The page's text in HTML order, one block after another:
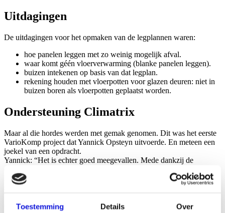
Toestemming Details Over
Uitdagingen
De uitdagingen voor het opmaken van de legplannen waren:
hoe panelen leggen met zo weinig mogelijk afval.
waar komt géén vloerverwarming (blanke panelen leggen).
buizen intekenen op basis van dat legplan.
rekening houden met vloerpotten voor glazen deuren: niet in
buizen boren als vloerpotten geplaatst worden.
Ondersteuning Climatrix
Maar al die hordes werden met gemak genomen. Dit was het eerste
VarioKomp project dat Yannick Opsteyn uitvoerde. En meteen een
joekel van een opdracht.
Yannick: “Het is echter goed meegevallen. Mede dankzij de
hertekende volgens de wensen van de opdrachtgever. Ik kan dit
systeem aanraden bij toekomstige projecten als het een renovatie
dit systeem zo goed als geen belasting voor houtskeletbouw. Het